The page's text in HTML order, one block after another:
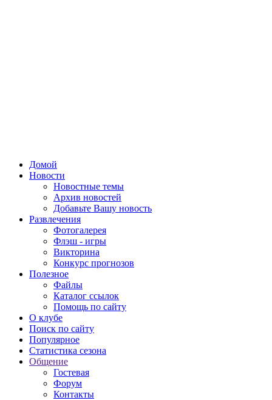
Домой
Новости
Новостные темы
Архив новостей
Добавьте Вашу новость
Развлечения
Фотогалерея
Флэш - игры
Викторина
Конкурс прогнозов
Полезное
Файлы
Каталог ссылок
Помощь по сайту
О клубе
Поиск по сайту
Популярное
Статистика сезона
Общение
Гостевая
Форум
Контакты